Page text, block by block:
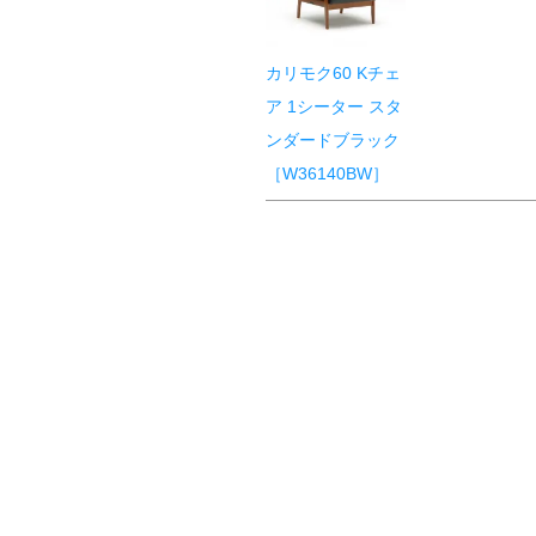
カリモク60 Kチェ
ア 1シーター スタ
ンダードブラック
［W36140BW］